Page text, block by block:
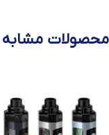
محصولات مشابه